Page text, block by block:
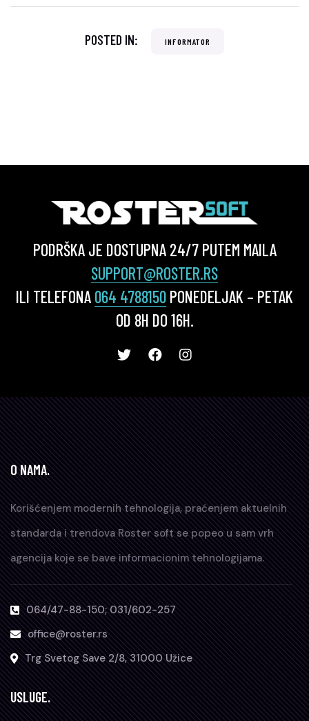
POSTED IN: INFORMATOR
PODRŠKA JE DOSTUPNA 24/7 PUTEM MAILA
SUPPORT@ROSTER.RS
ILI TELEFONA 064 4788150 PONEDELJAK – PETAK
OD 8H DO 16H.
O NAMA.
Korišćenjem modernih tehnologija, praćenjem aktuelnih
standarda i trendova Roster soft se popeo u sam vrh
agencija koje se bave informacionim tehnologijama.
064/47-88-150; 031/602-257
office@roster.rs
Trg Svetog Save 2/8, 31000 Užice
USLUGE.